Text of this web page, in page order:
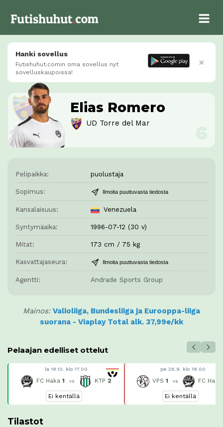
Hanki sovellus
Futishuhut.comin oma sovellus nyt
sovelluskaupoissa!
×
Elias Romero
UD Torre del Mar
Pelipaikka: puolustaja
Sopimus: Ilmoita puuttuvasta tiedosta
Kansalaisuus: Venezuela
Syntymäaika: 1996-07-12 (30 v)
Mitat: 173 cm / 75 kg
Kasvattajaseura: Ilmoita puuttuvasta tiedosta
Agentti: Andrade Sports Group
Mainos: Valioliiga, Bundesliiga ja Eurooppa-liiga
suorana - Viaplay Total alk. 37,99e/kk
Pelaajan edelliset ottelut
la 18.10. klo 17.00
FC Haka 1 vs KTP 2
Ei kentällä
pe 26.9. klo 18.00
VPS 1 vs FC
Ei kentällä
Tilastot